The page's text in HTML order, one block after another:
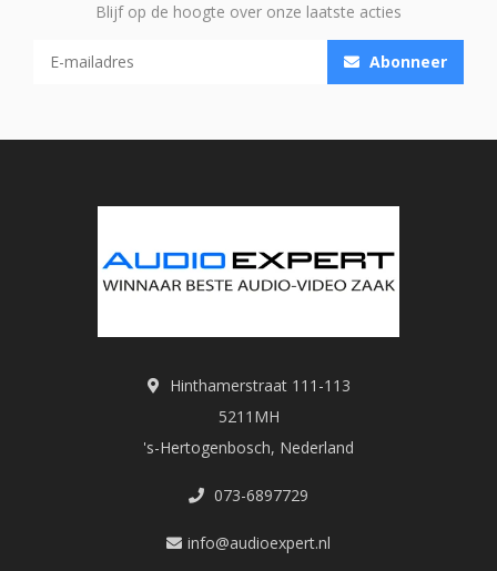
Blijf op de hoogte over onze laatste acties
Abonneer
Hinthamerstraat 111-113
5211MH
's-Hertogenbosch, Nederland
073-6897729
info@audioexpert.nl